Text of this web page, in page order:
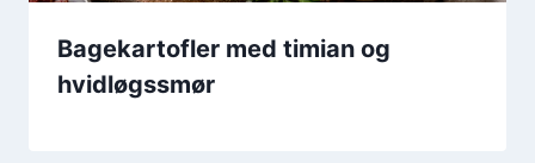
Bagekartofler med timian og
hvidløgssmør